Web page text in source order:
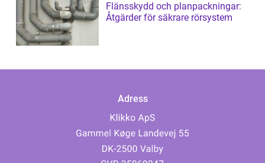
Flänsskydd och planpackningar:
Åtgärder för säkrare rörsystem
Adress